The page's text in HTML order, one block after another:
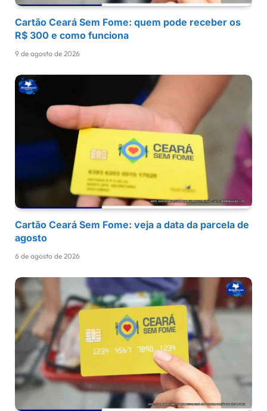
Cartão Ceará Sem Fome: quem pode receber os
R$ 300 e como funciona
9 de agosto de 2026
Cartão Ceará Sem Fome: veja a data da parcela de
agosto
6 de agosto de 2026